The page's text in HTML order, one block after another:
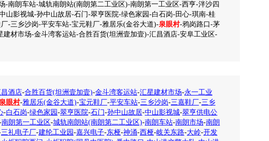
-南朗车站-城轨南朗站(南朗第二工业区)-南朗第一工业区-西亨-泮沙四
山影视城-孙中山故居-石门-翠亨医院-绿色家园-白石岗-田心-琪南-桂
-三乡沙岗-平安车站-宝元鞋厂-雅居乐(金谷大道)-泉眼村-鸦岗路口-茅
材市场-金斗湾客运站-合胜百货(坦洲壹加壹)-汇昌酒店-安阜工业区-
酒店-合胜百货(坦洲壹加壹)-金斗湾客运站-汇星建材市场-永一工业
眼村-雅居乐(金谷大道)-宝元鞋厂-平安车站-三乡沙岗-三嘉鞋厂-三乡
-白石岗-绿色家园 -翠亨医院-石门-孙中山故居-中山影视城-翠亨供电公
南朗第一工业区-城轨南朗站(南朗第二工业区)-南朗车站-南朗市场-南朗
三礼电子厂-建纶工业园 -嘉兴电子-东桠-神涌-西桠-岐关东路-大岭-开发